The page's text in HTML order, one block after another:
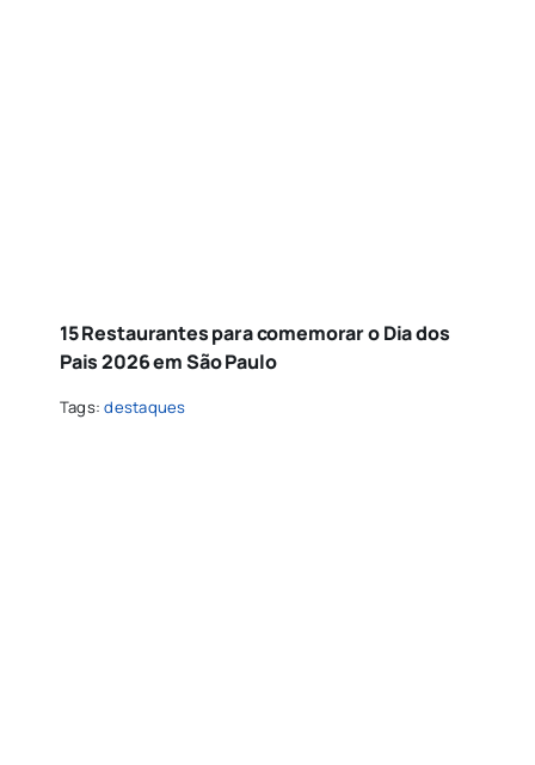
15 Restaurantes para comemorar o Dia dos
Pais 2026 em São Paulo
Tags:destaques